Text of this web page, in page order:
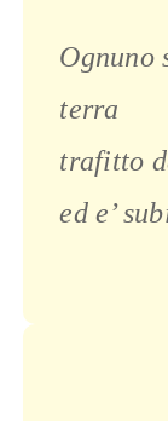
Ognuno
terra
trafitto
ed e’